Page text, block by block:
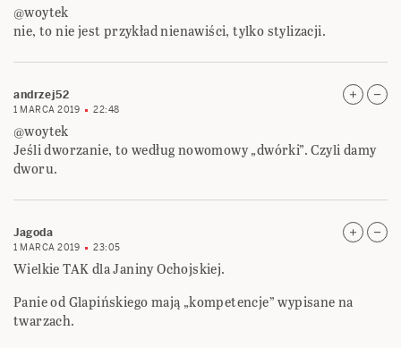
@woytek
nie, to nie jest przykład nienawiści, tylko stylizacji.
andrzej52
1 MARCA 2019 22:48
@woytek
Jeśli dworzanie, to według nowomowy „dwórki”. Czyli damy
dworu.
Jagoda
1 MARCA 2019 23:05
Wielkie TAK dla Janiny Ochojskiej.
Panie od Glapińskiego mają „kompetencje” wypisane na
twarzach.